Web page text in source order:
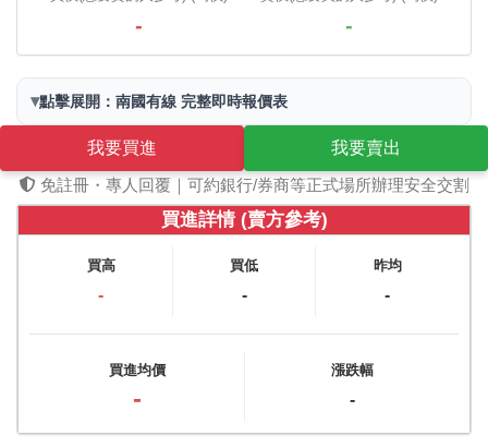
- -
▾點擊展開：南國有線 完整即時報價表
我要買進
我要賣出
免註冊・專人回覆｜可約銀行/券商等正式場所辦理安全交割
買進詳情 (賣方參考)
買高
-
買低
-
昨均
-
買進均價
-
漲跌幅
-